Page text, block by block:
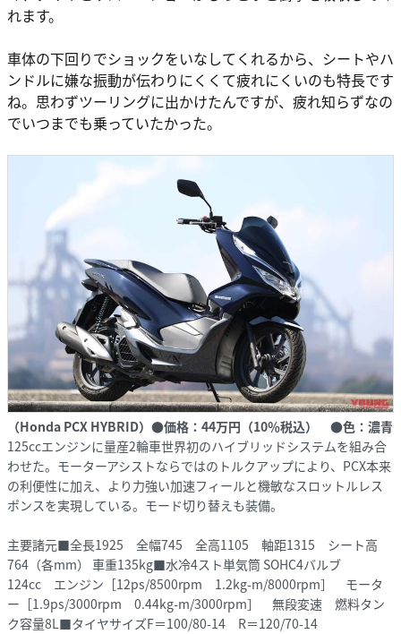
れます。
車体の下回りでショックをいなしてくれるから、シートやハ
ンドルに嫌な振動が伝わりにくくて疲れにくいのも特長です
ね。思わずツーリングに出かけたんですが、疲れ知らずなの
でいつまでも乗っていたかった。
（Honda PCX HYBRID）●価格：44万円（10％税込） ●色：濃青
125ccエンジンに量産2輪車世界初のハイブリッドシステムを組み合
わせた。モーターアシストならではのトルクアップにより、PCX本来
の利便性に加え、より力強い加速フィールと機敏なスロットルレス
ポンスを実現している。モード切り替えも装備。
主要諸元■全長1925 全幅745 全高1105 軸距1315 シート高
764（各mm） 車重135kg■水冷4スト単気筒 SOHC4バルブ
124cc エンジン［12ps/8500rpm 1.2kg-m/8000rpm］ モータ
ー［1.9ps/3000rpm 0.44kg-m/3000rpm］ 無段変速 燃料タン
ク容量8L■タイヤサイズF＝100/80-14 R＝120/70-14